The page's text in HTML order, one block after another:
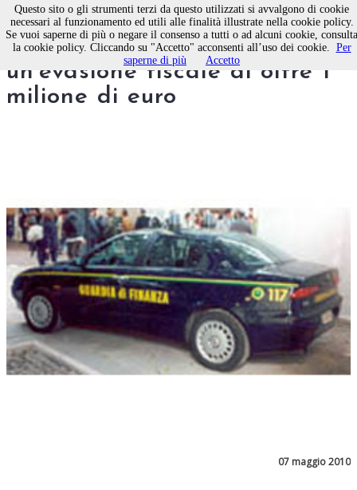
Molfetta. Scoperta
un'evasione fiscale di oltre 1
milione di euro
07 maggio 2010
Questo sito o gli strumenti terzi da questo utilizzati si avvalgono di cookie
necessari al funzionamento ed utili alle finalità illustrate nella cookie policy.
Se vuoi saperne di più o negare il consenso a tutti o ad alcuni cookie, consulta
la cookie policy. Cliccando su "Accetto" acconsenti all’uso dei cookie. Per
saperne di più
Accetto